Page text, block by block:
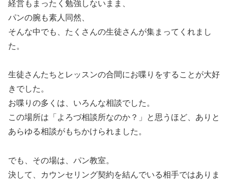
経営もまったく勉強しないまま、
パンの腕も素人同然、
そんな中でも、たくさんの生徒さんが集まってくれまし
た。
生徒さんたちとレッスンの合間にお喋りをすることが大好
きでした。
お喋りの多くは、いろんな相談でした。
この場所は「よろづ相談所なのか？」と思うほど、ありと
あらゆる相談がもちかけられました。
でも、その場は、パン教室。
決して、カウンセリング契約を結んでいる相手ではありま